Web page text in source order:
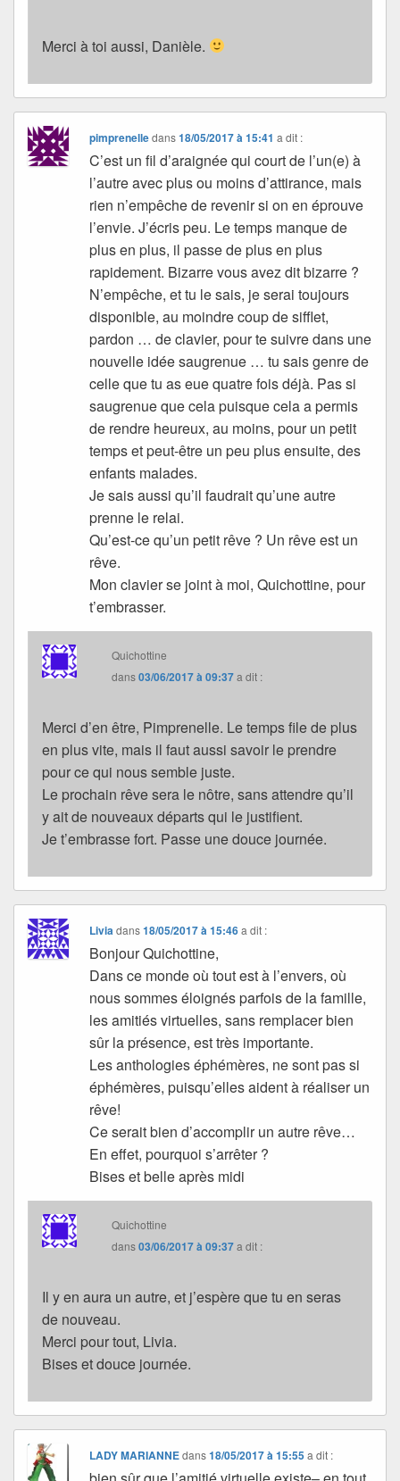
Merci à toi aussi, Danièle.
pimprenelledans18/05/2017 à 15:41 a dit :
C’est un fil d’araignée qui court de l’un(e) à
l’autre avec plus ou moins d’attirance, mais
rien n’empêche de revenir si on en éprouve
l’envie. J’écris peu. Le temps manque de
plus en plus, il passe de plus en plus
rapidement. Bizarre vous avez dit bizarre ?
N’empêche, et tu le sais, je serai toujours
disponible, au moindre coup de sifflet,
pardon … de clavier, pour te suivre dans une
nouvelle idée saugrenue … tu sais genre de
celle que tu as eue quatre fois déjà. Pas si
saugrenue que cela puisque cela a permis
de rendre heureux, au moins, pour un petit
temps et peut-être un peu plus ensuite, des
enfants malades.
Je sais aussi qu’il faudrait qu’une autre
prenne le relai.
Qu’est-ce qu’un petit rêve ? Un rêve est un
rêve.
Mon clavier se joint à moi, Quichottine, pour
t’embrasser.
Quichottine
dans03/06/2017 à 09:37a dit :
Merci d’en être, Pimprenelle. Le temps file de plus
en plus vite, mais il faut aussi savoir le prendre
pour ce qui nous semble juste.
Le prochain rêve sera le nôtre, sans attendre qu’il
y ait de nouveaux départs qui le justifient.
Je t’embrasse fort. Passe une douce journée.
Liviadans18/05/2017 à 15:46 a dit :
Bonjour Quichottine,
Dans ce monde où tout est à l’envers, où
nous sommes éloignés parfois de la famille,
les amitiés virtuelles, sans remplacer bien
sûr la présence, est très importante.
Les anthologies éphémères, ne sont pas si
éphémères, puisqu’elles aident à réaliser un
rêve!
Ce serait bien d’accomplir un autre rêve…
En effet, pourquoi s’arrêter ?
Bises et belle après midi
Quichottine
dans03/06/2017 à 09:37a dit :
Il y en aura un autre, et j’espère que tu en seras
de nouveau.
Merci pour tout, Livia.
Bises et douce journée.
LADY MARIANNEdans18/05/2017 à 15:55 a dit :